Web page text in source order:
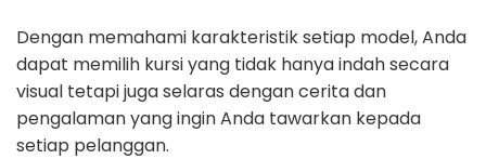
Dengan memahami karakteristik setiap model, Anda
dapat memilih kursi yang tidak hanya indah secara
visual tetapi juga selaras dengan cerita dan
pengalaman yang ingin Anda tawarkan kepada
setiap pelanggan.